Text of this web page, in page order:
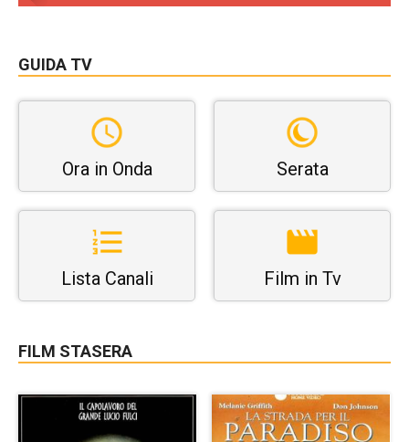
GUIDA TV
Ora in Onda Serata
Lista Canali Film in Tv
FILM STASERA